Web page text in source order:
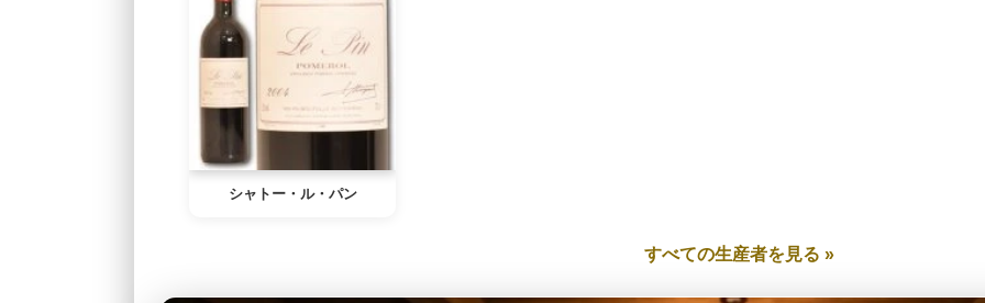
シャトー・ル・パン
すべての生産者を見る »